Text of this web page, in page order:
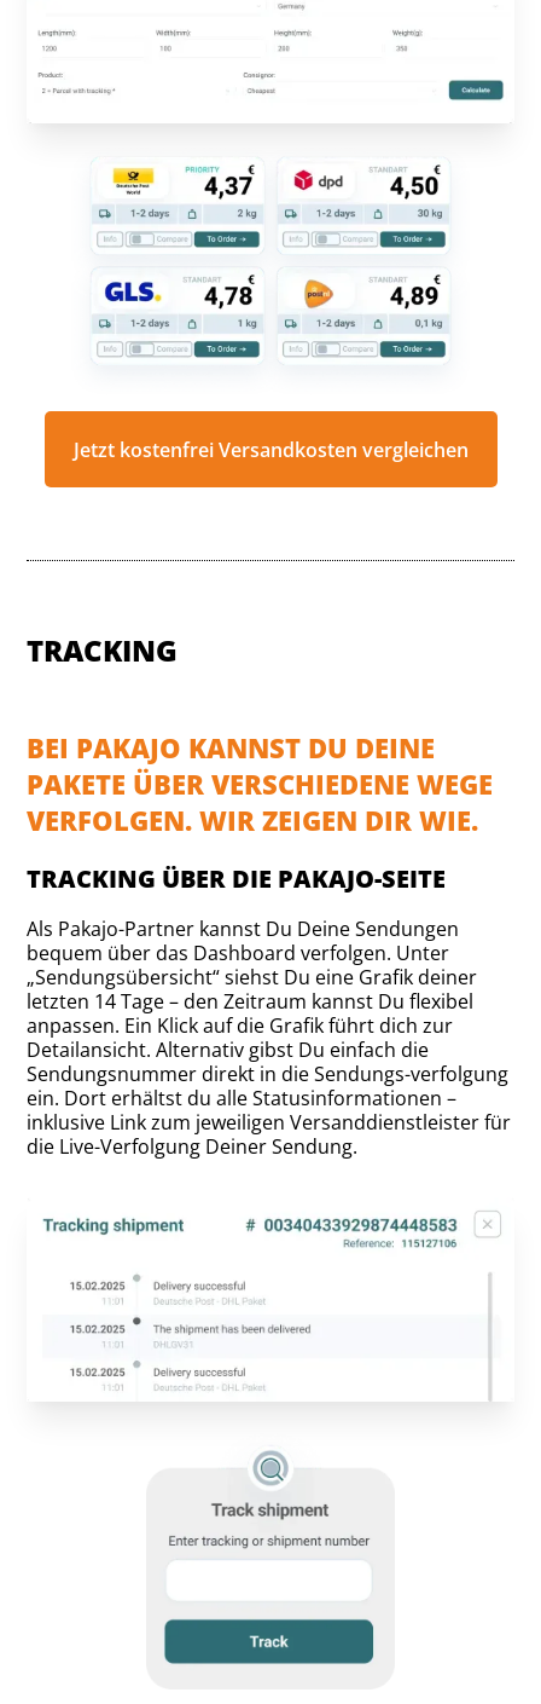
Jetzt kostenfrei Versandkosten vergleichen
TRACKING
BEI PAKAJO KANNST DU DEINE
PAKETE ÜBER VERSCHIEDENE WEGE
VERFOLGEN. WIR ZEIGEN DIR WIE.
TRACKING ÜBER DIE PAKAJO-SEITE
Als Pakajo-Partner kannst Du Deine Sendungen
bequem über das Dashboard verfolgen. Unter
„Sendungsübersicht“ siehst Du eine Grafik deiner
letzten 14 Tage – den Zeitraum kannst Du flexibel
anpassen. Ein Klick auf die Grafik führt dich zur
Detailansicht. Alternativ gibst Du einfach die
Sendungsnummer direkt in die Sendungs-verfolgung
ein. Dort erhältst du alle Statusinformationen –
inklusive Link zum jeweiligen Versanddienstleister für
die Live-Verfolgung Deiner Sendung.